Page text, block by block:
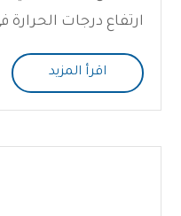
ارتفاع درجات الحرارة
اقرأ المزيد